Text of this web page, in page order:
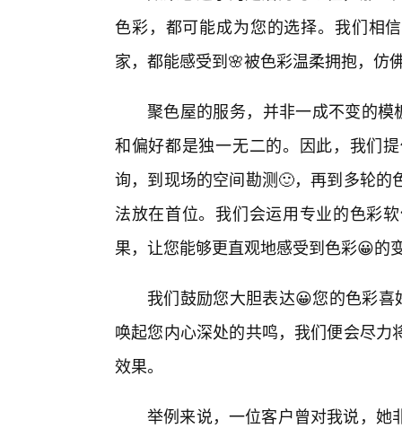
色彩，都可能成为您的选择。我们相
家，都能感受到🌸被色彩温柔拥抱，仿
聚色屋的服务，并非一成不变的模
和偏好都是独一无二的。因此，我们
询，到现场的空间勘测🙂，再到多轮
法放在首位。我们会运用专业的色彩
果，让您能够更直观地感受到色彩😀的
我们鼓励您大胆表达😀您的色彩喜
唤起您内心深处的共鸣，我们便会尽
效果。
举例来说，一位客户曾对我说，她